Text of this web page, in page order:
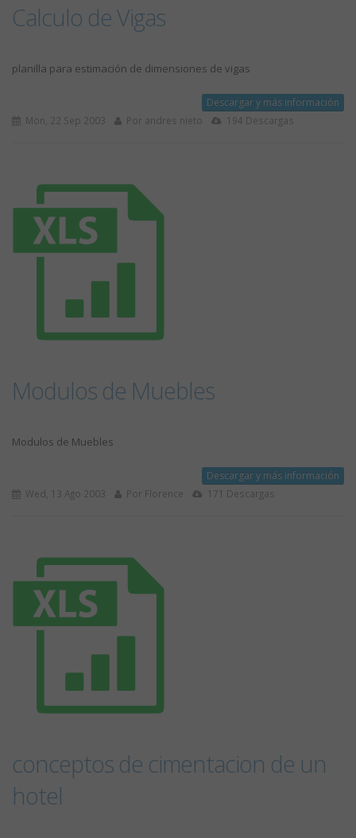
Calculo de Vigas
planilla para estimación de dimensiones de vigas
Descargar y más información
Mon, 22 Sep 2003 Por andres nieto 194 Descargas
Modulos de Muebles
Modulos de Muebles
Descargar y más información
Wed, 13 Ago 2003 Por Florence 171 Descargas
conceptos de cimentacion de un
hotel